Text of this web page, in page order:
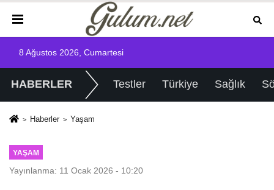
8 Ağustos 2026, Cumartesi
HABERLER Testler Türkiye Sağlık
Haberler Yaşam
YAŞAM
Yayınlanma: 11 Ocak 2026 - 10:20